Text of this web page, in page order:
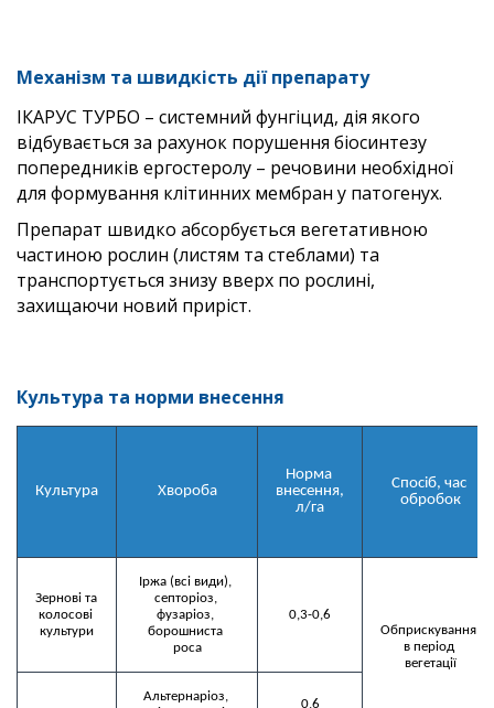
Механізм та швидкість дії препарату
ІКАРУС ТУРБО – системний фунгіцид, дія якого
відбувається за рахунок порушення біосинтезу
попередників ергостеролу – речовини необхідної
для формування клітинних мембран у патогенух.
Препарат швидко абсорбується вегетативною
частиною рослин (листям та стеблами) та
транспортується знизу вверх по рослині,
захищаючи новий приріст.
Культура та норми внесення
Культура Хвороба
Норма
внесення,
л/га
Спосіб, час
обробок
Зернові та
колосові
культури
Іржа (всі види),
септоріоз,
фузаріоз,
борошниста
роса
0,3-0,6
Обприскування
в період
вегетації
Альтернаріоз,
0,6